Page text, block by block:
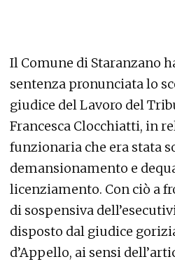
Il Comune di Staranzano
sentenza pronunciata lo
giudice del Lavoro del
Francesca Clocchiatti, in
funzionaria che era stata
demansionamento e
licenziamento. Con ciò a
di sospensiva
disposto dal giudice
d’Appello, ai sensi